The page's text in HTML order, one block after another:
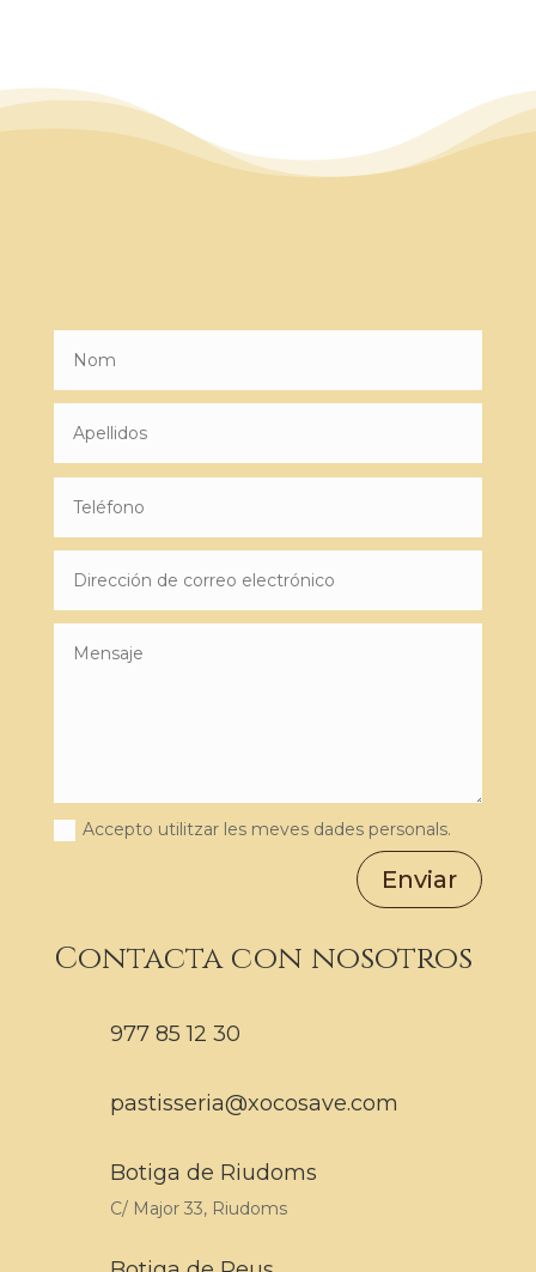
Accepto utilitzar les meves dades personals.
Enviar
Contacta con nosotros
977 85 12 30
pastisseria@xocosave.com
Botiga de Riudoms
C/ Major 33, Riudoms